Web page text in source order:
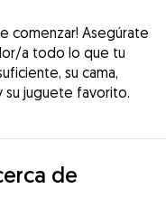
comenzar! Asegúrate
a todo lo que tu
su cama,
su juguete favorito.
de